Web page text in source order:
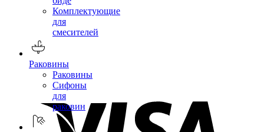
Комплектующие
для
смесителей
Раковины
Раковины
Сифоны
для
раковин